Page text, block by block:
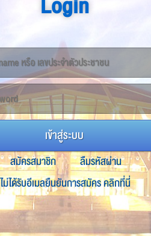
เข้าสู่ระบบ
สมัครสมาชิก
ลืมรหัสผ่าน
ไม่ได้รับอีเมลยืนยันการสมัคร คลิกที่นี่